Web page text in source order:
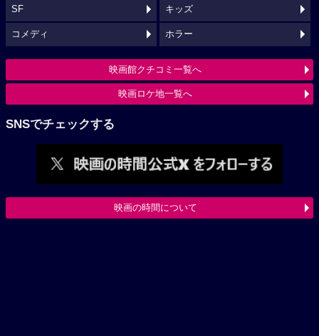
SF キッズ
コメディ ホラー
映画館クチコミ一覧へ
映画ロケ地一覧へ
SNSでチェックする
映画の時間について